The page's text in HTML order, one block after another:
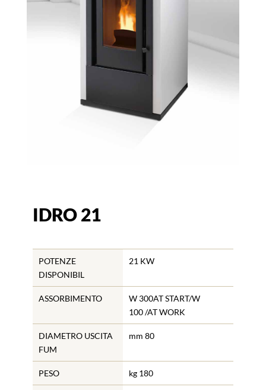
IDRO 21
POTENZE
DISPONIBIL
21 KW
ASSORBIMENTO
W 300AT START/W
100 /AT WORK
DIAMETRO USCITA
FUM
mm 80
PESO kg 180